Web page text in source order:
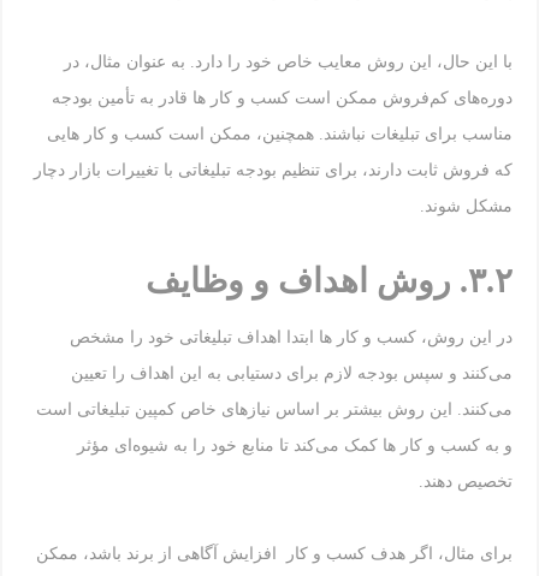
با این حال، این روش معایب خاص خود را دارد. به عنوان مثال، در
دوره‌های کم‌فروش ممکن است کسب و کار ها قادر به تأمین بودجه
مناسب برای تبلیغات نباشند. همچنین، ممکن است کسب و کار هایی
که فروش ثابت دارند، برای تنظیم بودجه تبلیغاتی با تغییرات بازار دچار
مشکل شوند.
۳.۲. روش اهداف و وظایف
در این روش، کسب و کار ها ابتدا اهداف تبلیغاتی خود را مشخص
می‌کنند و سپس بودجه لازم برای دستیابی به این اهداف را تعیین
می‌کنند. این روش بیشتر بر اساس نیازهای خاص کمپین تبلیغاتی است
و به کسب و کار ها کمک می‌کند تا منابع خود را به شیوه‌ای مؤثر
تخصیص دهند.
برای مثال، اگر هدف کسب و کار افزایش آگاهی از برند باشد، ممکن